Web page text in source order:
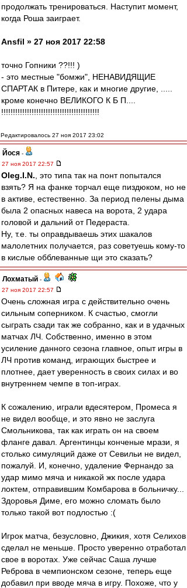
продолжать тренироваться. Наступит момент,
когда Роша заиграет.
Ansfil » 27 ноя 2017 22:58
точно Гопники ??!!! )
- это местные "бомжи", НЕНАВИДЯЩИЕ
СПАРТАК в Питере, как и многие другие, .....
кроме конечно ВЕЛИКОГО К Б П....
!!!!!!!!!!!!!!!!!!!!!!!!!!!!!!!!!!!!!!!!!!
Редактировалось 27 ноя 2017 23:02
Йося -
27 ноя 2017 22:57
Oleg.I.N. , это типа так на понт попытался
взять? Я на фанке торчал еще пиздюком, но не
в активе, естественно. За период пелены дыма
была 2 опасных навеса на ворота, 2 удара
головой и дальний от Педераста.
Ну, т.е. ты оправдываешь этих шакалов
малолетних получается, раз советуешь кому-то
в кислые обблеванные щи это сказать?
Лохматый -
27 ноя 2017 22:57
Очень сложная игра с действительно очень
сильным соперником. К счастью, смогли
сыграть сзади так же собранно, как и в удачных
матчах ЛЧ. Собственно, именно в этом
усиление данного сезона главное, опыт игры в
ЛЧ против команд, играющих быстрее и
плотнее, дает уверенность в своих силах и во
внутреннем чемпе в топ-играх.
К сожалению, играли вдесятером, Промеса я
не видел вообще, и это явно не заслуга
Смольникова, так как играть он на своем
фланге давал. Аргентинцы конченые мрази, я
столько симуляций даже от Севильи не видел,
пожалуй. И, конечно, удаление Фернандо за
удар мимо мяча и никакой жк после удара
локтем, отправившим Комбарова в больничку...
Здоровья Диме, его можно сломать было
только такой вот подлостью :(
Игрок матча, безусловно, Джикия, хотя Селихов
сделал не меньше. Просто уверенно отработал
свое в воротах. Уже сейчас Саша лучше
Реброва в чемпионском сезоне, теперь еще
добавил при вводе мяча в игру. Похоже, что у